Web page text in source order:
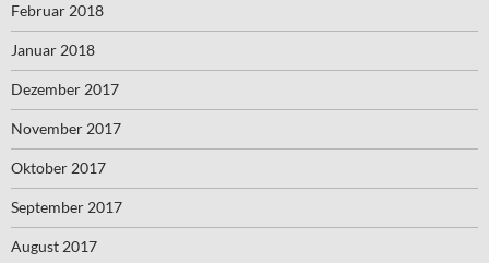
Februar 2018
Januar 2018
Dezember 2017
November 2017
Oktober 2017
September 2017
August 2017